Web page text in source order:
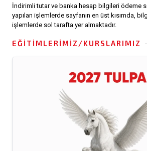
İndirimli tutar ve banka hesap bilgileri ödeme
yapılan işlemlerde sayfanın en üst kısımda,
işlemlerde sol tarafta yer almaktadır.
EĞITIMLERIMIZ/KURSLARIMIZ